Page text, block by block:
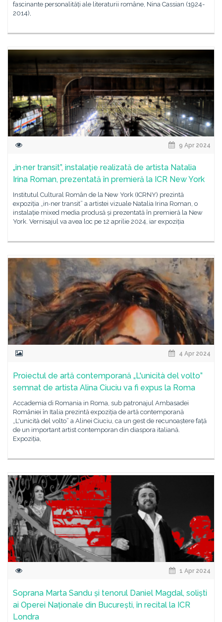
fascinante personalități ale literaturii române, Nina Cassian (1924-
2014),
9 Apr 2024
„in∙ner transit”, instalație realizată de artista Natalia
Irina Roman, prezentată în premieră la ICR New York
Institutul Cultural Român de la New York (ICRNY) prezintă
expoziția „in∙ner transit” a artistei vizuale Natalia Irina Roman, o
instalație mixed media produsă și prezentată în premieră la New
York. Vernisajul va avea loc pe 12 aprilie 2024, iar expoziția
4 Apr 2024
Proiectul de artă contemporană „L'unicità del volto”
semnat de artista Alina Ciuciu va fi expus la Roma
Accademia di Romania in Roma, sub patronajul Ambasadei
României în Italia prezintă expoziția de artă contemporană
„L'unicità del volto” a Alinei Ciuciu, ca un gest de recunoaștere față
de un important artist contemporan din diaspora italiană.
Expoziția,
1 Apr 2024
Soprana Marta Sandu și tenorul Daniel Magdal, soliști
ai Operei Naționale din București, în recital la ICR
Londra